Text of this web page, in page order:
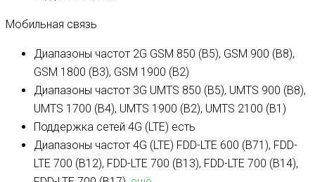
Мобильная связь
Диапазоны частот 2G GSM 850 (B5), GSM 900 (B8),
GSM 1800 (B3), GSM 1900 (B2)
Диапазоны частот 3G UMTS 850 (B5), UMTS 900 (B8),
UMTS 1700 (B4), UMTS 1900 (B2), UMTS 2100 (B1)
Поддержка сетей 4G (LTE) есть
Диапазоны частот 4G (LTE) FDD-LTE 600 (B71), FDD-
LTE 700 (B12), FDD-LTE 700 (B13), FDD-LTE 700 (B14),